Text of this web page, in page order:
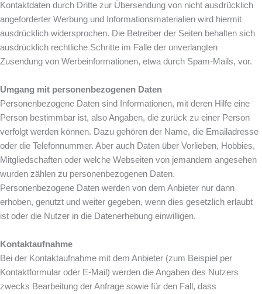
Kontaktdaten durch Dritte zur Übersendung von nicht ausdrücklich
angeforderter Werbung und Informationsmaterialien wird hiermit
ausdrücklich widersprochen. Die Betreiber der Seiten behalten sich
ausdrücklich rechtliche Schritte im Falle der unverlangten
Zusendung von Werbeinformationen, etwa durch Spam-Mails, vor.
Umgang mit personenbezogenen Daten
Personenbezogene Daten sind Informationen, mit deren Hilfe eine
Person bestimmbar ist, also Angaben, die zurück zu einer Person
verfolgt werden können. Dazu gehören der Name, die Emailadresse
oder die Telefonnummer. Aber auch Daten über Vorlieben, Hobbies,
Mitgliedschaften oder welche Webseiten von jemandem angesehen
wurden zählen zu personenbezogenen Daten.
Personenbezogene Daten werden von dem Anbieter nur dann
erhoben, genutzt und weiter gegeben, wenn dies gesetzlich erlaubt
ist oder die Nutzer in die Datenerhebung einwilligen.
Kontaktaufnahme
Bei der Kontaktaufnahme mit dem Anbieter (zum Beispiel per
Kontaktformular oder E-Mail) werden die Angaben des Nutzers
zwecks Bearbeitung der Anfrage sowie für den Fall, dass